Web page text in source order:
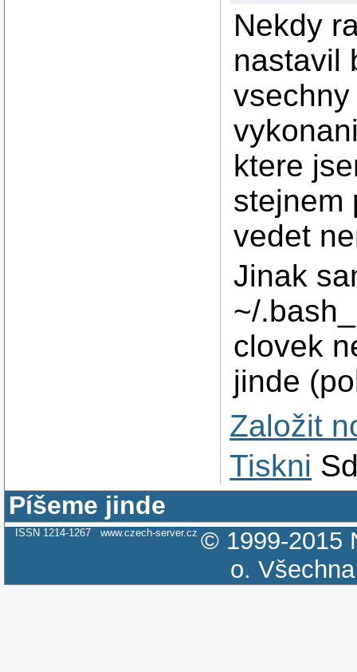
Nekdy
nastavil
ktere
stejnem
vedet
Jinak
~/
clovek
jinde
Založit
Tiskni
Píšeme jinde
ISSN 1214-1267 www.czech-server.cz © 1999-2015
o.